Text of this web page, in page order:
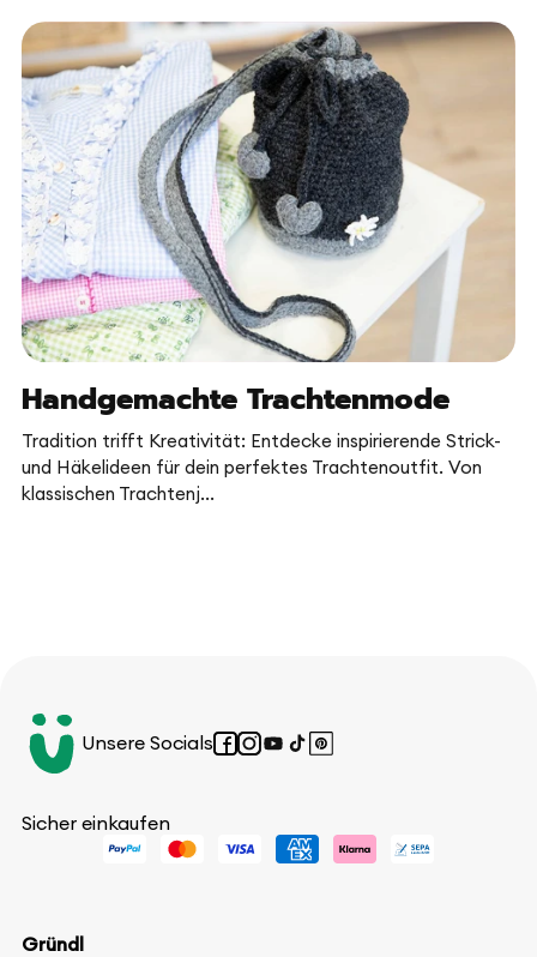
Handgemachte Trachtenmode
Tradition trifft Kreativität: Entdecke inspirierende Strick-
und Häkelideen für dein perfektes Trachtenoutfit. Von
klassischen Trachtenj...
Unsere SocialsFacebook
Instagram
YouTube
TikTokPinterest
Sicher einkaufen
Gründl